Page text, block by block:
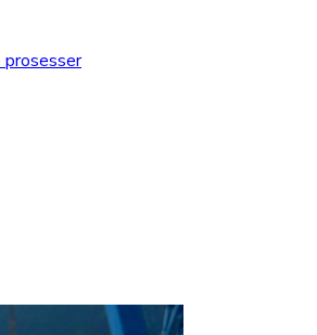
prosesser